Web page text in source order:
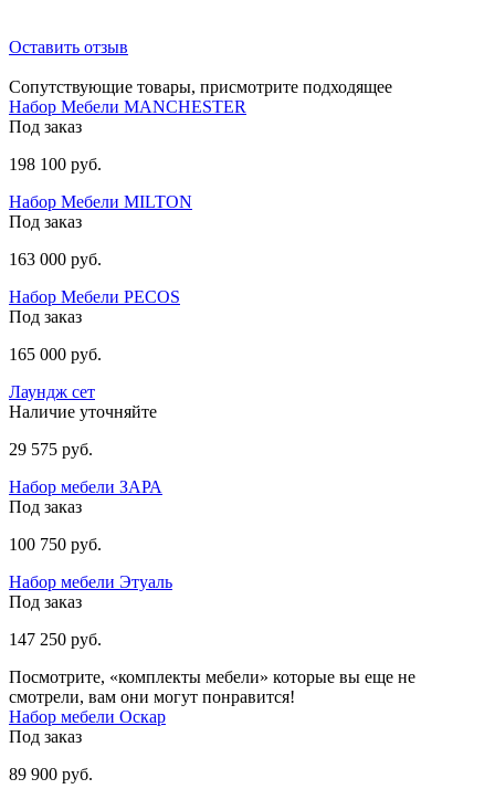
Оставить отзыв
Сопутствующие товары, присмотрите подходящее
Набор Мебели MANCHESTER
Под заказ
198 100 руб.
Набор Мебели МILTON
Под заказ
163 000 руб.
Набор Мебели PECOS
Под заказ
165 000 руб.
Лаундж сет
Наличие уточняйте
29 575 руб.
Набор мебели ЗАРА
Под заказ
100 750 руб.
Набор мебели Этуаль
Под заказ
147 250 руб.
Посмотрите, «комплекты мебели» которые вы еще не
смотрели, вам они могут понравится!
Набор мебели Оскар
Под заказ
89 900 руб.